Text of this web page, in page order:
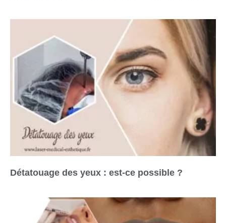
Détatouage des yeux : est-ce possible ?